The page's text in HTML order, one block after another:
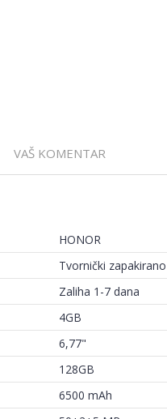
VAŠ KOMENTAR
HONOR
Tvornički zapakirano
Zaliha 1-7 dana
4GB
6,77"
128GB
6500 mAh